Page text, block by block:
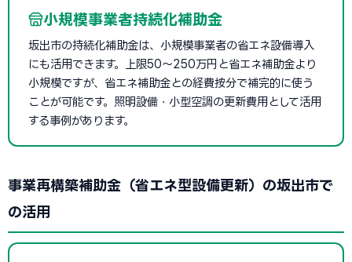
小規模事業者持続化補助金
坂出市の持続化補助金は、小規模事業者の省エネ設備導入
にも活用できます。上限50〜250万円と省エネ補助金より
小規模ですが、省エネ補助金との経費按分で補完的に使う
ことが可能です。照明設備・小型空調の更新費用として活用
する事例があります。
事業再構築補助金（省エネ型設備更新）の坂出市で
の活用